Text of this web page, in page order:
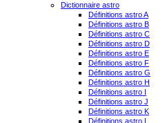
Dictionnaire astro
Définitions astro A
Définitions astro B
Définitions astro C
Définitions astro D
Définitions astro E
Définitions astro F
Définitions astro G
Définitions astro H
Définitions astro I
Définitions astro J
Définitions astro K
Définitions astro L